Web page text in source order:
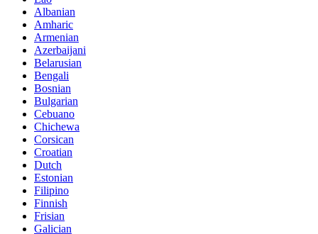
Albanian
Amharic
Armenian
Azerbaijani
Belarusian
Bengali
Bosnian
Bulgarian
Cebuano
Chichewa
Corsican
Croatian
Dutch
Estonian
Filipino
Finnish
Frisian
Galician